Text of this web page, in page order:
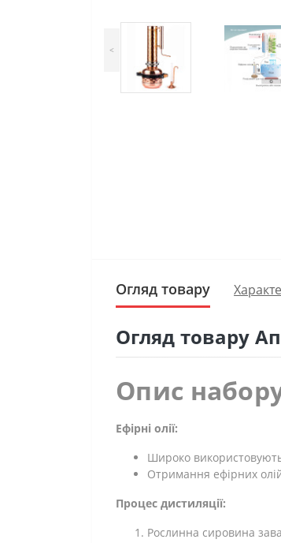
<
Огляд товару
Огляд товару
Опис
Ефірні олії:
Широко
Отримання ефірних
Процес дистиляції:
Рослинна сировина